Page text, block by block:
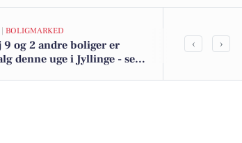
BOLIGMARKED
9 og 2 andre boliger er
denne uge i Jyllinge - se
Top 6 over
‹ ›